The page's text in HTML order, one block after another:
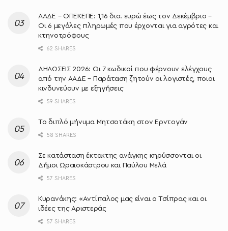
ΑΑΔΕ – ΟΠΕΚΕΠΕ: 1,16 δισ. ευρώ έως τον Δεκέμβριο –
Οι 6 μεγάλες πληρωμές που έρχονται για αγρότες και
κτηνοτρόφους
62 SHARES
ΔΗΛΩΣΕΙΣ 2026: Οι 7 κωδικοί που φέρνουν ελέγχους
από την ΑΑΔΕ – Παράταση ζητούν οι λογιστές, ποιοι
κινδυνεύουν με εξηγήσεις
59 SHARES
Το διπλό μήνυμα Μητσοτάκη στον Ερντογάν
58 SHARES
Σε κατάσταση έκτακτης ανάγκης κηρύσσονται οι
Δήμοι Ωραιοκάστρου και Παύλου Μελά
57 SHARES
Κυρανάκης: «Aντίπαλος μας είναι ο Τσίπρας και οι
ιδέες της Αριστεράς
57 SHARES